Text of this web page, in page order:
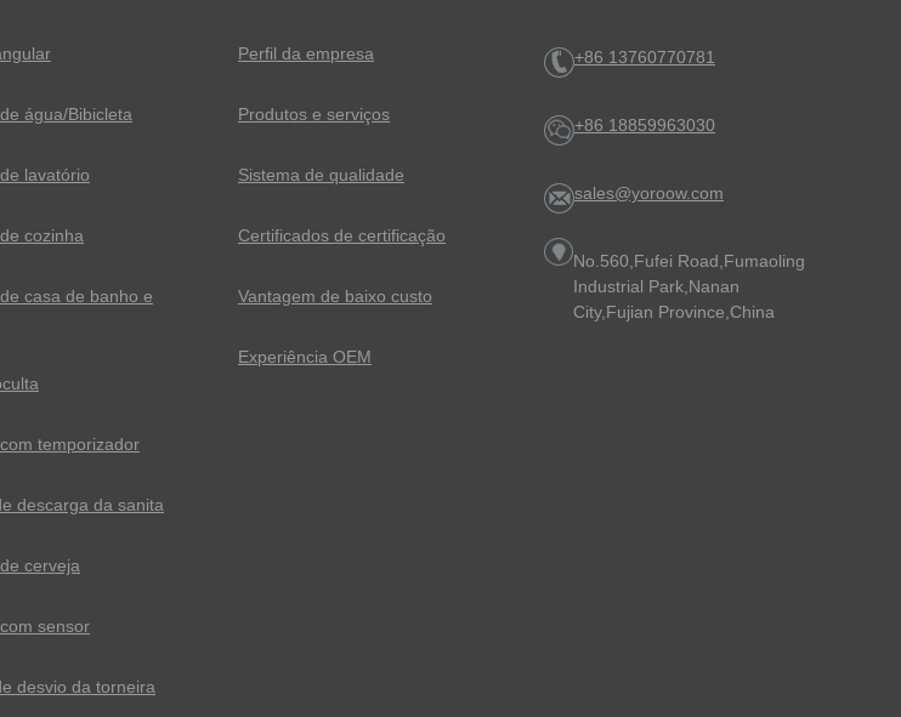
água/Bibicleta
lavatório
cozinha
casa de banho e
temporizador
descarga da sanita
cerveja
sensor
desvio da torneira
Perfil da empresa
Produtos e serviços
Sistema de qualidade
Certificados de certificação
Vantagem de baixo custo
Experiência OEM
+86 13760770781
+86 18859963030
sales@yoroow.com
No.560,Fufei Road,Fumaoling
Industrial Park,Nanan
City,Fujian Province,China